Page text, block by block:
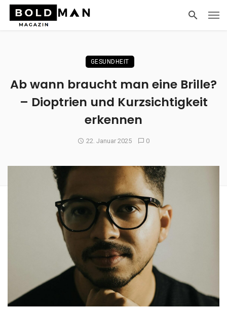
GESUNDHEIT
Ab wann braucht man eine Brille?
– Dioptrien und Kurzsichtigkeit
erkennen
22. Januar 2025 0